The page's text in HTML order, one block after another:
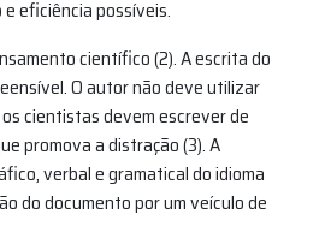
eficiência possíveis.
científico (2). A escrita do
O autor não deve utilizar
cientistas devem escrever de
promova a distração (3). A
verbal e gramatical do idioma
do documento por um veículo de